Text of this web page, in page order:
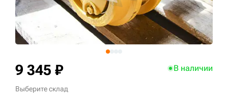
9 345 ₽ В наличии
Выберите склад
+7 (499) 394-50-93